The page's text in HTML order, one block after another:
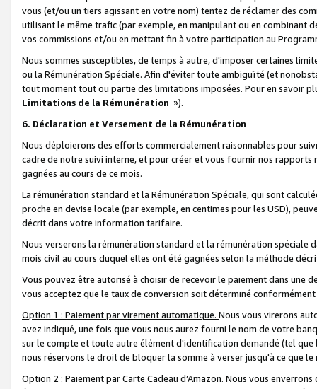
vous (et/ou un tiers agissant en votre nom) tentez de réclamer des
utilisant le même trafic (par exemple, en manipulant ou en combinant
vos commissions et/ou en mettant fin à votre participation au
Nous sommes susceptibles, de temps à autre, d'imposer certaines
ou la Rémunération Spéciale. Afin d'éviter toute ambiguïté (et
tout moment tout ou partie des limitations imposées. Pour en savoir
Limitations de la Rémunération »).
6. Déclaration et Versement de la Rémunération
Nous déploierons des efforts commercialement raisonnables pour
cadre de notre suivi interne, et pour créer et vous fournir nos
gagnées au cours de ce mois.
La rémunération standard et la Rémunération Spéciale, qui sont
proche en devise locale (par exemple, en centimes pour les USD),
décrit dans votre information tarifaire.
Nous verserons la rémunération standard et la rémunération spéciale
mois civil au cours duquel elles ont été gagnées selon la méthode
Vous pouvez être autorisé à choisir de recevoir le paiement dans une
vous acceptez que le taux de conversion soit déterminé
Option 1 : Paiement par virement automatique. Nous vous virerons
avez indiqué, une fois que vous nous aurez fourni le nom de votre
sur le compte et toute autre élément d'identification demandé (tel que
nous réservons le droit de bloquer la somme à verser jusqu'à ce que
Option 2 : Paiement par Carte Cadeau d’Amazon. Nous vous